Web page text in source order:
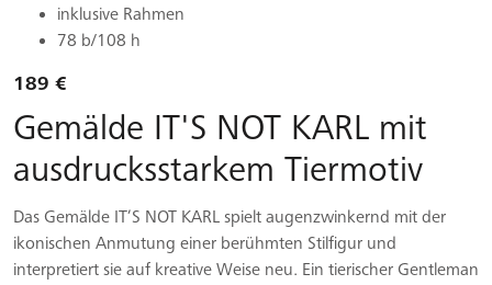
inklusive Rahmen
78 b/108 h
189 €
Gemälde IT'S NOT KARL mit
ausdrucksstarkem Tiermotiv
Das Gemälde IT’S NOT KARL spielt augenzwinkernd mit der
ikonischen Anmutung einer berühmten Stilfigur und
interpretiert sie auf kreative Weise neu. Ein tierischer Gentleman